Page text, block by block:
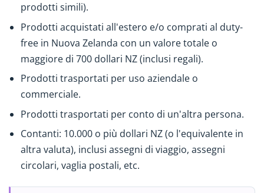
prodotti simili).
Prodotti acquistati all'estero e/o comprati al duty-
free in Nuova Zelanda con un valore totale o
maggiore di 700 dollari NZ (inclusi regali).
Prodotti trasportati per uso aziendale o
commerciale.
Prodotti trasportati per conto di un'altra persona.
Contanti: 10.000 o più dollari NZ (o l'equivalente in
altra valuta), inclusi assegni di viaggio, assegni
circolari, vaglia postali, etc.